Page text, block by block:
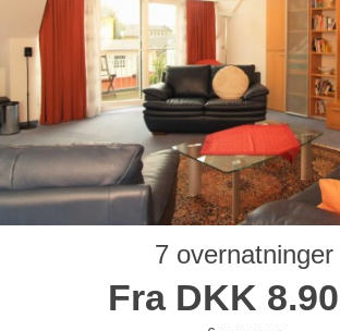
7 overnatninger
Fra DKK